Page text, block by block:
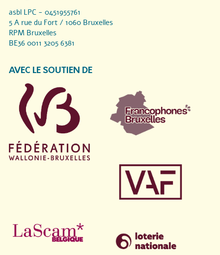
asbl LPC - 0451955761
5 A rue du Fort / 1060 Bruxelles
RPM Bruxelles
BE36 0011 3205 6381
AVEC LE SOUTIEN DE